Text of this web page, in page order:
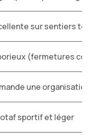
sur sentiers
(fermetures
une
sportif et léger